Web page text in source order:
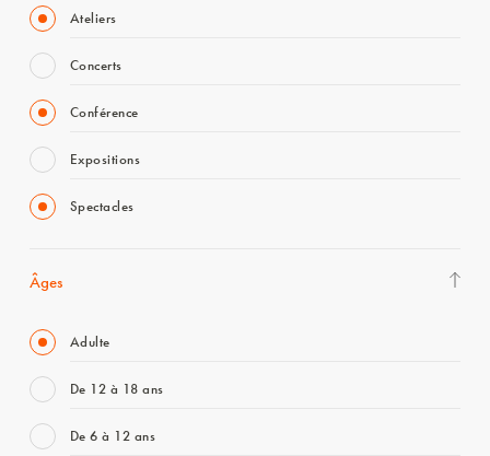
Ateliers
Concerts
Conférence
Expositions
Spectacles
Âges
Adulte
De 12 à 18 ans
De 6 à 12 ans